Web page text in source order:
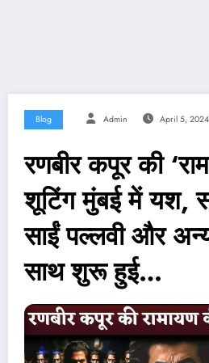
Blog Admin April 5, 2024
रणबीर कपूर की
शूटिंग मुंबई में यश,
साईं पल्लवी और
साथ शुरू हुई…